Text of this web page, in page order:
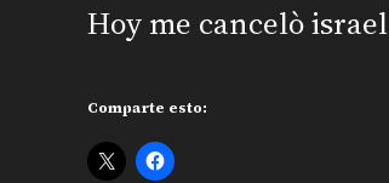
Hoy me cancelò israel
Comparte esto: